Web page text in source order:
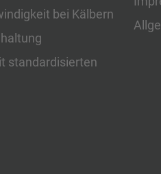
bei Kälbern
standardisierten